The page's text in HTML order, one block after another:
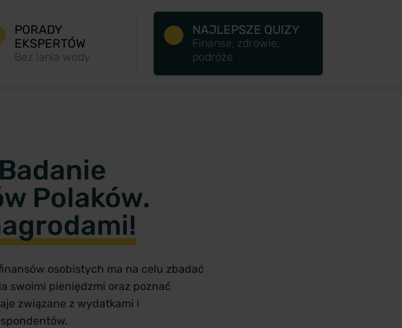
PORADY
EKSPERTÓW
Bez lania wody
NAJLEPSZE QUIZY
Finanse, zdrowie,
podróże
Polaków.
osobistych ma na celu zbadać
swoimi pieniędzmi oraz poznać
związane z wydatkami i